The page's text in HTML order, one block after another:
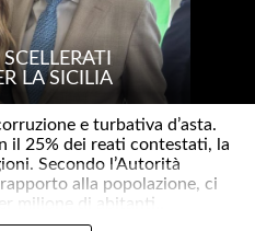
LA SICILIA
e turbativa d’asta.
il 25% dei reati contestati, la
Secondo l’Autorità
alla popolazione, ci
milione di abitanti..